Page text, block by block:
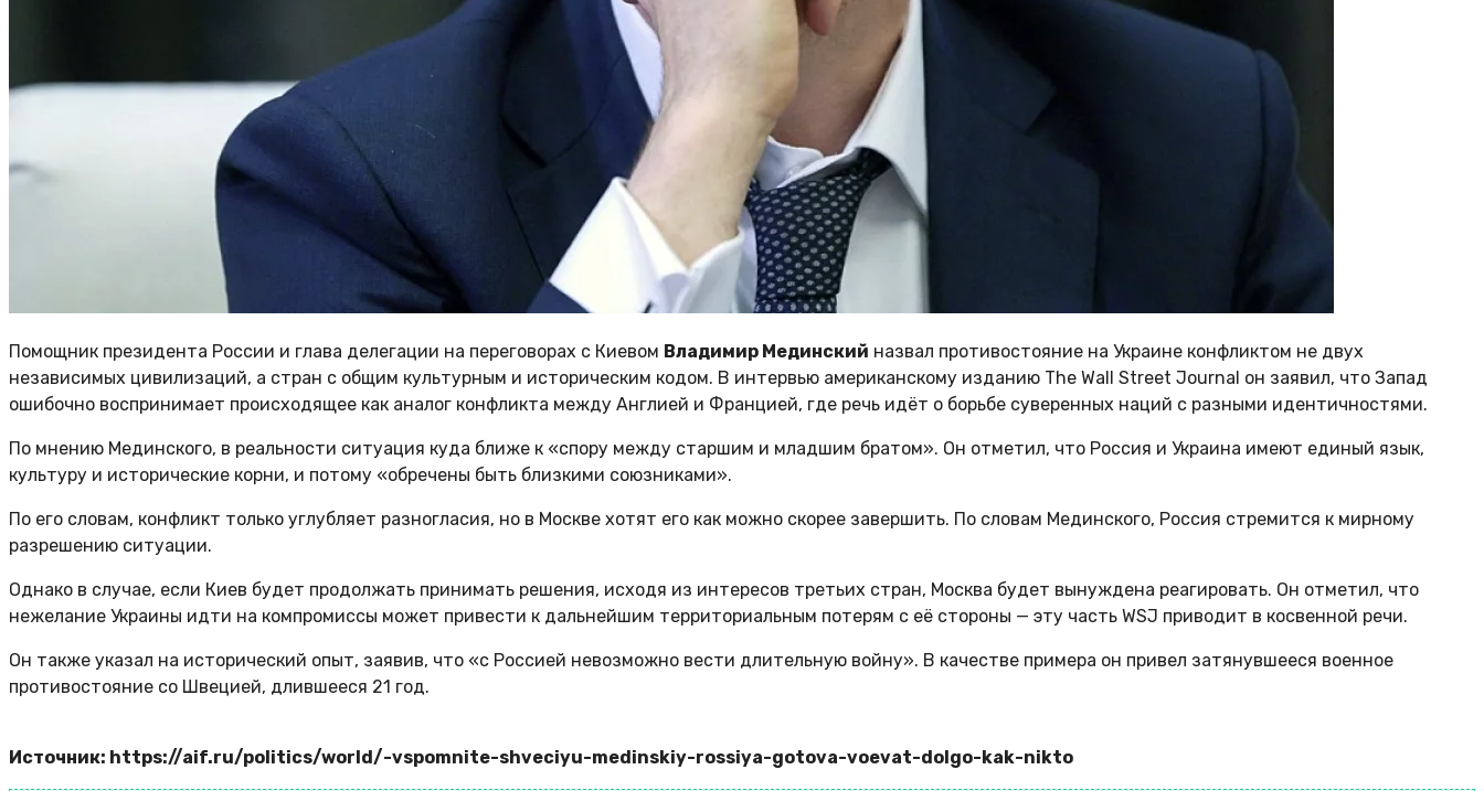
Помощник президента России и глава делегации на переговорах с Киевом Владимир Мединский назвал противостояние на Украине конфликтом не двух
независимых цивилизаций, а стран с общим культурным и историческим кодом. В интервью американскому изданию The Wall Street Journal он заявил, что Запад
ошибочно воспринимает происходящее как аналог конфликта между Англией и Францией, где речь идёт о борьбе суверенных наций с разными идентичностями.
По мнению Мединского, в реальности ситуация куда ближе к «спору между старшим и младшим братом». Он отметил, что Россия и Украина имеют единый язык,
культуру и исторические корни, и потому «обречены быть близкими союзниками».
По его словам, конфликт только углубляет разногласия, но в Москве хотят его как можно скорее завершить. По словам Мединского, Россия стремится к мирному
разрешению ситуации.
Однако в случае, если Киев будет продолжать принимать решения, исходя из интересов третьих стран, Москва будет вынуждена реагировать. Он отметил, что
нежелание Украины идти на компромиссы может привести к дальнейшим территориальным потерям с её стороны — эту часть WSJ приводит в косвенной речи.
Он также указал на исторический опыт, заявив, что «с Россией невозможно вести длительную войну». В качестве примера он привел затянувшееся военное
противостояние со Швецией, длившееся 21 год.
Источник: https://aif.ru/politics/world/-vspomnite-shveciyu-medinskiy-rossiya-gotova-voevat-dolgo-kak-nikto